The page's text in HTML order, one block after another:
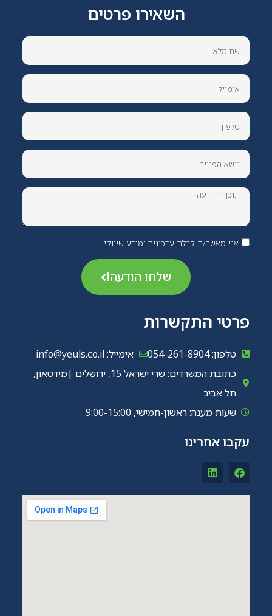
השאירו פרטים
אני מאשר/ת קבלת עדכונים ומידע שיווקי
שלחו הודעה!
פרטי התקשרות
טלפון: 054-261-8904
אימייל: info@yeuls.co.il
כתובת המשרדים: שרי ישראל 15, ירושלים |מידטאון,
תל אביב
שעות מענה: ראשון-חמישי, 9:00-15:00
עקבו אחרינו